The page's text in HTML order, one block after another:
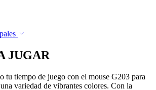
JUGAR
tu tiempo de juego con el mouse G203 para
variedad de vibrantes colores. Con la